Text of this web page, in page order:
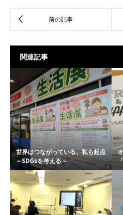
関連記事
世界はつながっている、私も起点
～SDGsを考える～